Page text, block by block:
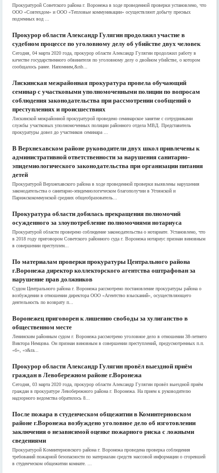
Прокуратурой Советского района г. Воронежа в ходе проведенной проверки установлено, что
ООО «Совтехдом» и ООО «Тепловые коммуникации» осуществляют добычу пресных
подземных вод ...
Прокурор области Александр Гулягин продолжил участие в
судебном процессе по уголовному делу об убийстве двух человек
Сегодня, 04 марта 2020 года, прокурор области Александр Гулягин продолжил работу в
качестве государственного обвинителя по уголовному делу о двойном убийстве, о котором
сообщалось ранее. Напомним,&nb...
Лискинская межрайонная прокуратура провела обучающий
семинар с участковыми уполномоченными полиции по вопросам
соблюдения законодательства при рассмотрении сообщений о
преступлениях и происшествиях
Лискинской межрайонной прокуратурой проведено семинарское занятие с сотрудниками
службы участковых уполномоченных полиции районного отдела МВД. Представитель
прокуратуры довел до участников семинара ...
В Верхнехавском районе руководители двух школ привлечены к
административной ответственности за нарушения санитарно-
эпидемиологического законодательства при организации питания
детей
Прокуратурой Верхнехавского района в ходе проведенной проверки выявлены нарушения
законодательства о санитарно-эпидемиологическом благополучии в Углянской и
Парижскокоммунской средних общеобразователь...
Прокуратура области добилась прекращения полномочий
осужденного за злоупотребление полномочиями нотариуса
Прокуратурой области проверено соблюдение законодательства о нотариате. Установлено, что
в 2018 году приговором Советского районного суда г. Воронежа нотариус признан виновным
в совершении преступлен...
По материалам проверки прокуратуры Центрального района
г.Воронежа директор коллекторского агентства оштрафован за
нарушение прав должников
Судом Центрального района г. Воронежа рассмотрено постановление прокуратуры района о
возбуждении в отношении директора ООО «Агентство взысканий», осуществляющего
деятельность по возврату п...
Воронежец приговорен к лишению свободы за хулиганство в
общественном месте
Ленинским районным судом г. Воронежа рассмотрено уголовное дело в отношении 38-летнего
Виктора Немцова. Он признан виновным в совершении преступлений, предусмотренных п.п.
«б», «з&ra...
Прокурор области Александр Гулягин провёл выездной приём
граждан в Левобережном районе г.Воронежа
Сегодня, 03 марта 2020 года, прокурор области Александр Гулягин провёл выездной приём
граждан в прокуратуре Левобережного района г. Воронежа. На прием к руководителю
надзорного ведомства обратилось 8...
После пожара в студенческом общежитии в Коминтерновском
районе г.Воронежа возбуждено уголовное дело об изготовлении
заключения о независимой оценке пожарного риска с ложными
сведениями
Прокуратурой Коминтерновского района г. Воронежа проведена проверка соблюдения
требований пожарной безопасности по материалам средств массовой информации о сгоревшей
в студенческом общежитии комнате. ...